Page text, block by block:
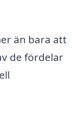
än bara att
de fördelar